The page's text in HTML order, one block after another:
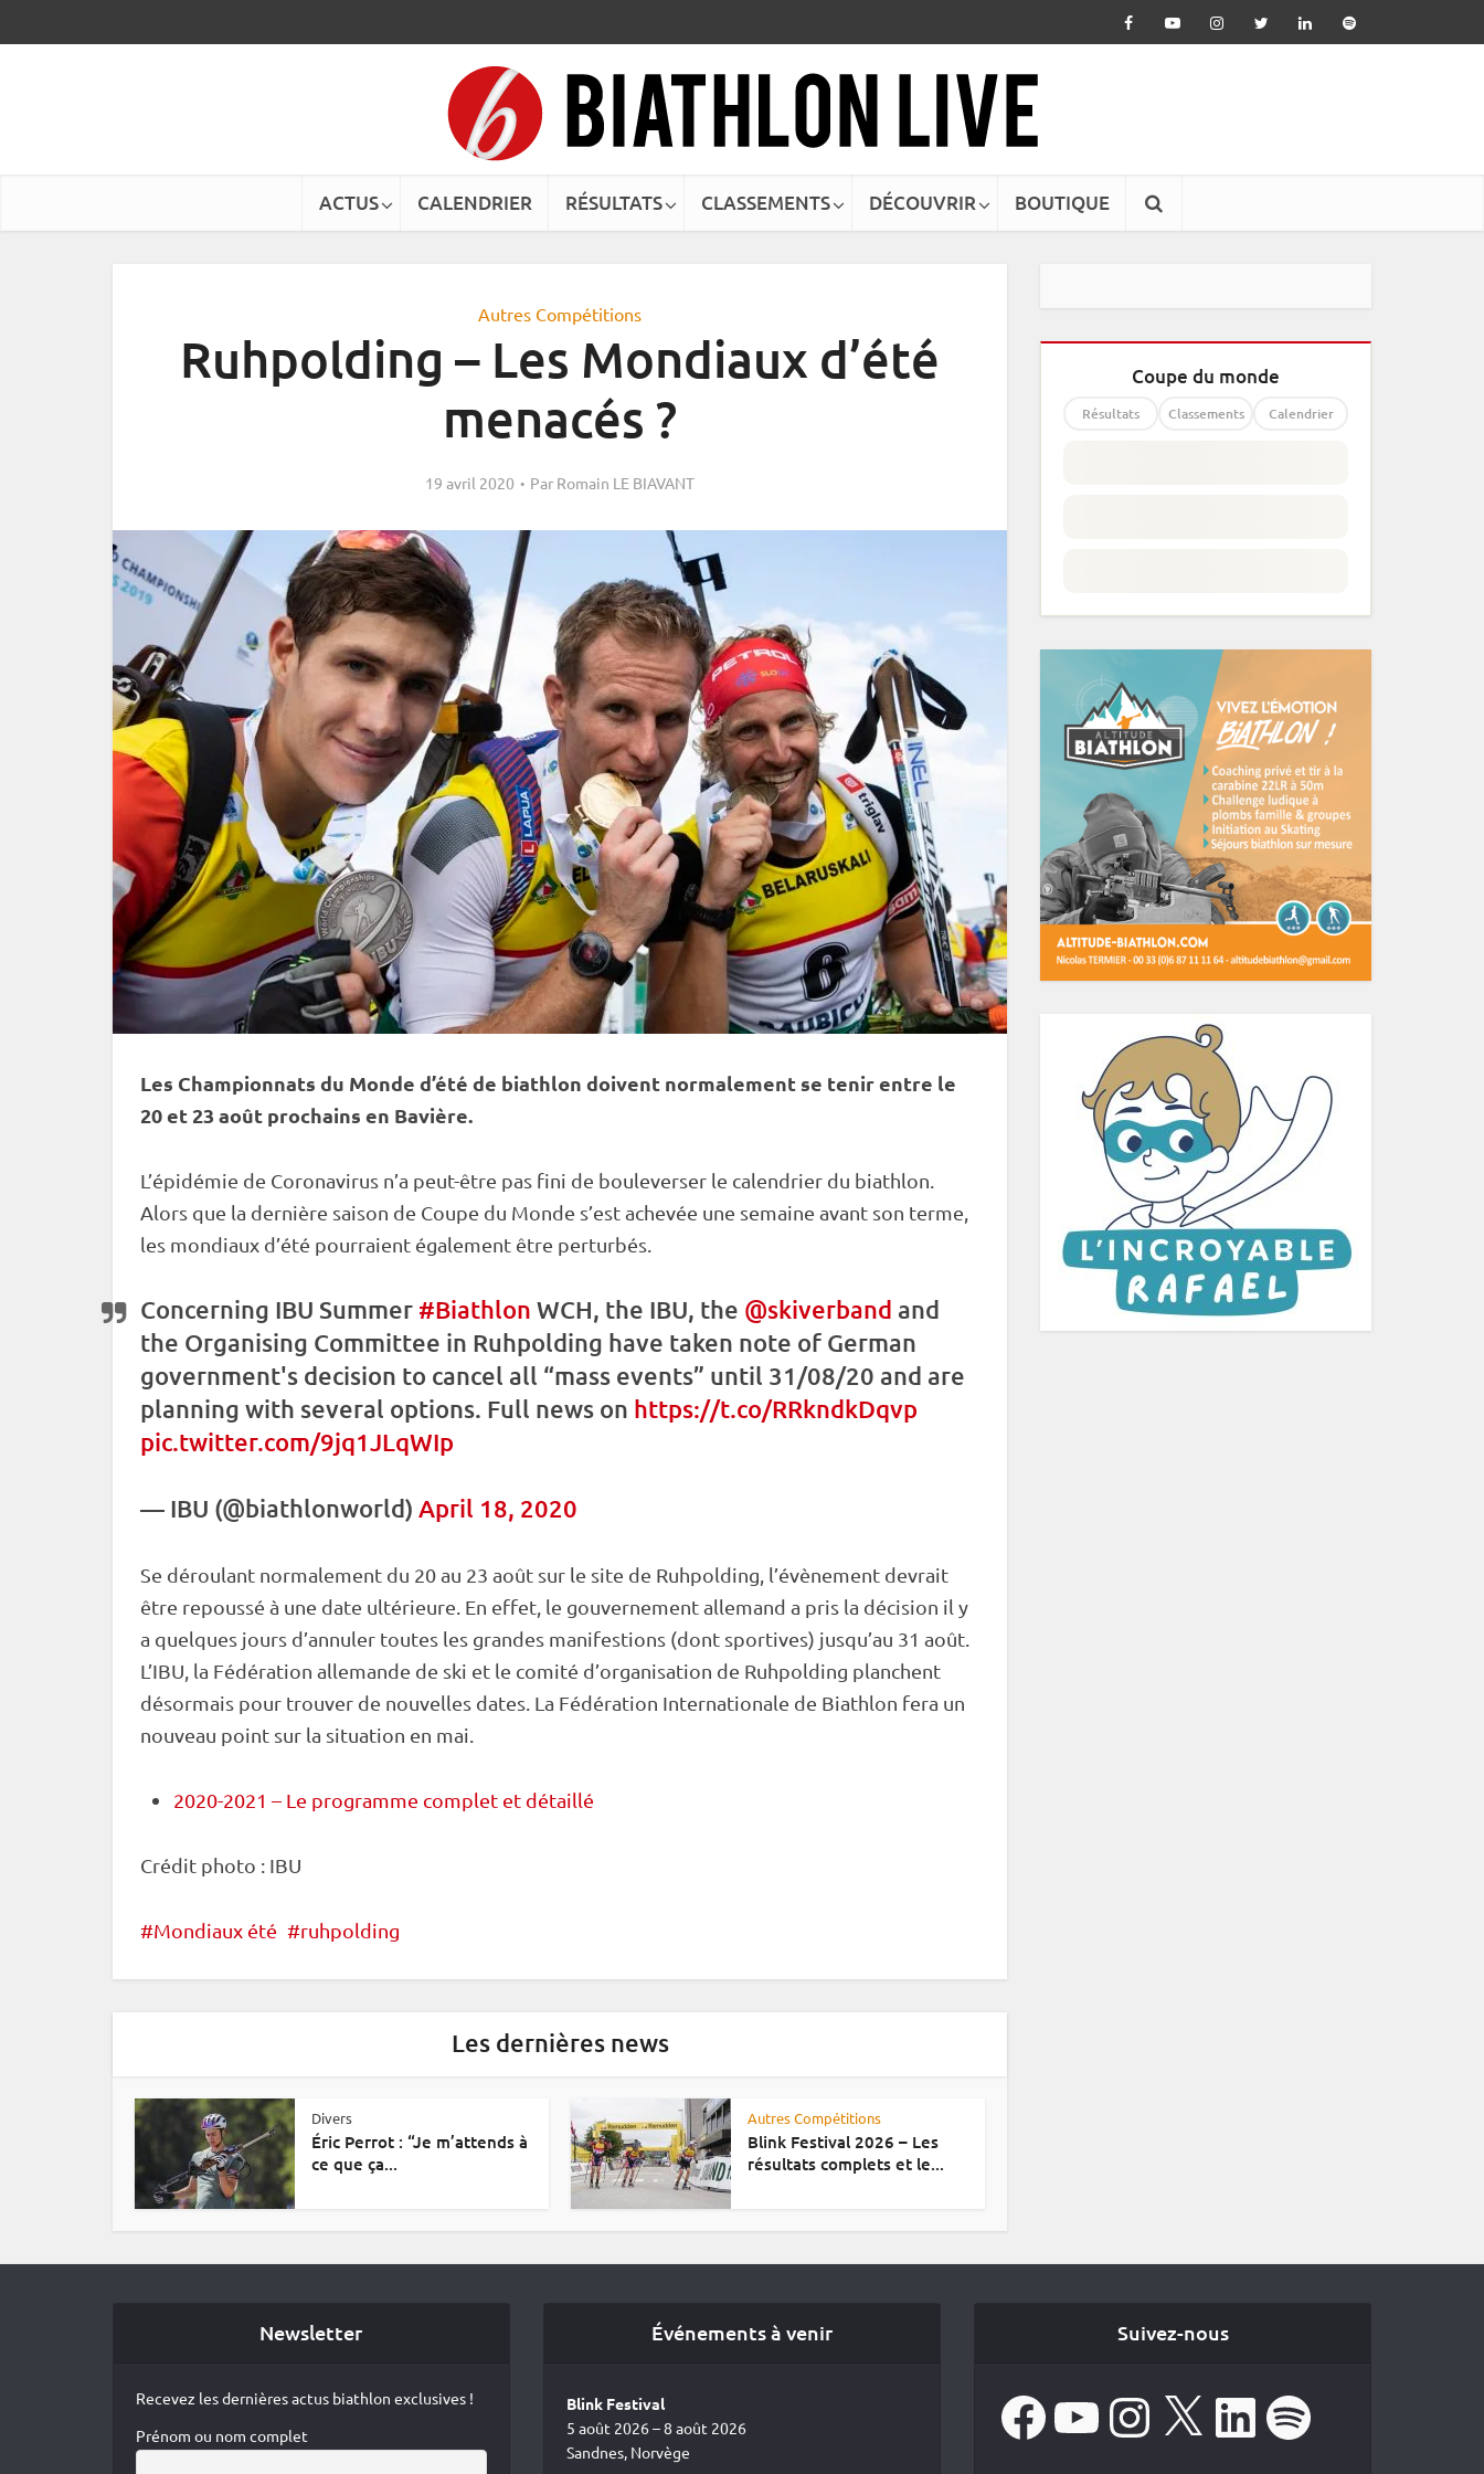
ACTUS CALENDRIER RÉSULTATS CLASSEMENTS DÉCOUVRIR BOUTIQUE
Autres Compétitions
Ruhpolding – Les Mondiaux d’été
menacés ?
19 avril 2020 Par Romain LE BIAVANT
Les Championnats du Monde d’été de biathlon doivent normalement se tenir entre le
20 et 23 août prochains en Bavière.
L’épidémie de Coronavirus n’a peut-être pas fini de bouleverser le calendrier du biathlon.
Alors que la dernière saison de Coupe du Monde s’est achevée une semaine avant son terme,
les mondiaux d’été pourraient également être perturbés.
Concerning IBU Summer #Biathlon WCH, the IBU, the @skiverband and
the Organising Committee in Ruhpolding have taken note of German
government's decision to cancel all “mass events” until 31/08/20 and are
planning with several options. Full news on https://t.co/RRkndkDqvp
pic.twitter.com/9jq1JLqWIp
— IBU (@biathlonworld) April 18, 2020
Se déroulant normalement du 20 au 23 août sur le site de Ruhpolding , l’évènement devrait
être repoussé à une date ultérieure. En effet, le gouvernement allemand a pris la décision il y
a quelques jours d’annuler toutes les grandes manifestions (dont sportives) jusqu’au 31 août.
L’IBU , la Fédération allemande de ski et le comité d’organisation de Ruhpolding planchent
désormais pour trouver de nouvelles dates. La Fédération Internationale de Biathlon fera un
nouveau point sur la situation en mai.
2020-2021 – Le programme complet et détaillé
Crédit photo : IBU
Mondiaux été ruhpolding
Les dernières news
Divers
Éric Perrot : “Je m’attends à
ce que ça...
Autres Compétitions
Blink Festival 2026 – Les
résultats complets et le...
Coupe du monde
Résultats Classements Calendrier
Newsletter
Recevez les dernières actus biathlon exclusives !
Prénom ou nom complet
Événements à venir
Blink Festival
5 août 2026 – 8 août 2026
Sandnes, Norvège
Suivez-nous
FacebookYouTube Instagram
X LinkedIn Spotify